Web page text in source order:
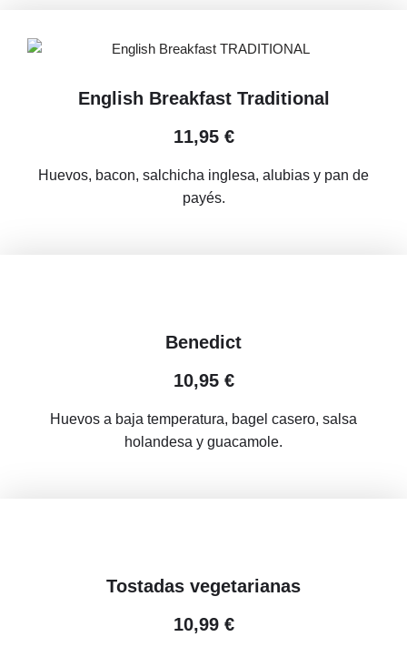
English Breakfast Traditional
11,95 €
Huevos, bacon, salchicha inglesa, alubias y pan de
payés.
Benedict
10,95 €
Huevos a baja temperatura, bagel casero, salsa
holandesa y guacamole.
Tostadas vegetarianas
10,99 €